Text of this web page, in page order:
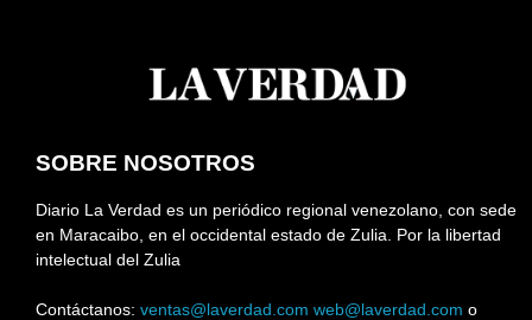
SOBRE NOSOTROS
Diario La Verdad es un periódico regional venezolano, con sede
en Maracaibo, en el occidental estado de Zulia. Por la libertad
intelectual del Zulia
Contáctanos: ventas@laverdad.com web@laverdad.com o